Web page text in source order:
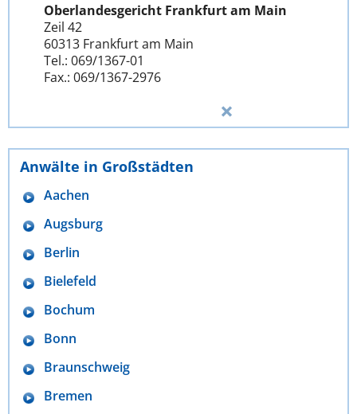
Oberlandesgericht Frankfurt am Main
Zeil 42
60313 Frankfurt am Main
Tel.: 069/1367-01
Fax.: 069/1367-2976
Anwälte in Großstädten
Aachen
Augsburg
Berlin
Bielefeld
Bochum
Bonn
Braunschweig
Bremen